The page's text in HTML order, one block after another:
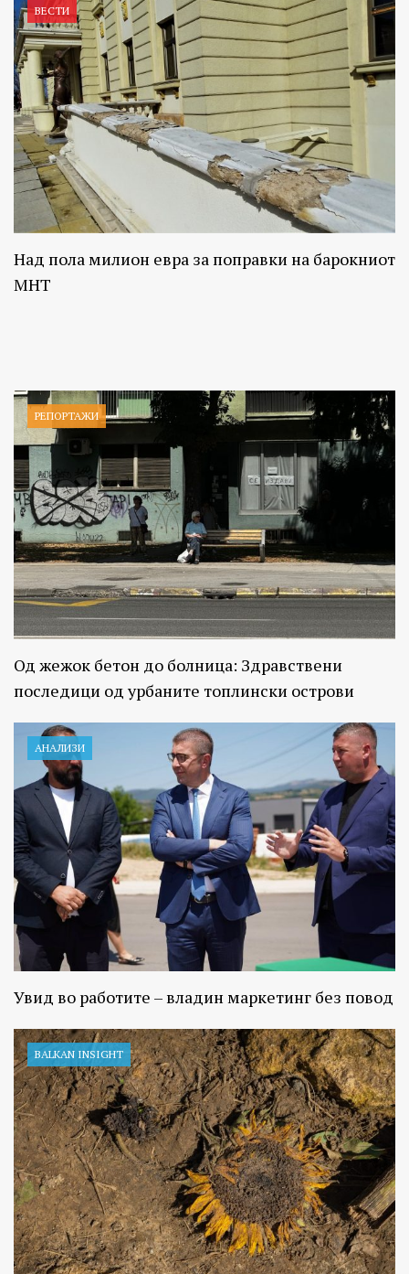
ВЕСТИ
Над пола милион евра за поправки на барокниот
МНТ
РЕПОРТАЖИ
Од жежок бетон до болница: Здравствени
последици од урбаните топлински острови
АНАЛИЗИ
Увид во работите – владин маркетинг без повод
BALKAN INSIGHT